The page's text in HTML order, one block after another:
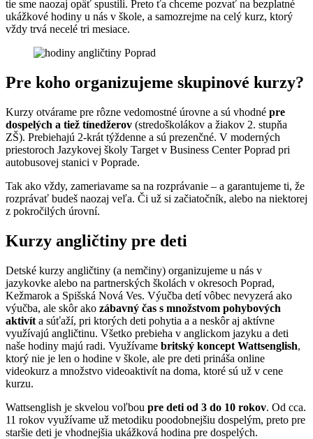
tie sme naozaj opäť spustili. Preto ťa chceme pozvať na bezplatné
ukážkové hodiny u nás v škole, a samozrejme na celý kurz, ktorý
vždy trvá necelé tri mesiace.
Pre koho organizujeme skupinové kurzy?
Kurzy otvárame pre rôzne vedomostné úrovne a sú vhodné pre
dospelých a tiež tínedžerov (stredoškolákov a žiakov 2. stupňa
ZŠ). Prebiehajú 2-krát týždenne a sú prezenčné. V moderných
priestoroch Jazykovej školy Target v Business Center Poprad pri
autobusovej stanici v Poprade.
Tak ako vždy, zameriavame sa na rozprávanie – a garantujeme ti, že
rozprávať budeš naozaj veľa. Či už si začiatočník, alebo na niektorej
z pokročilých úrovní.
Kurzy angličtiny pre deti
Detské kurzy angličtiny (a nemčiny) organizujeme u nás v
jazykovke alebo na partnerských školách v okresoch Poprad,
Kežmarok a Spišská Nová Ves. Výučba detí vôbec nevyzerá ako
výučba, ale skôr ako zábavný čas s množstvom pohybových
aktivít a súťaží, pri ktorých deti pohytia a a neskôr aj aktívne
využívajú angličtinu. Všetko prebieha v anglickom jazyku a deti
naše hodiny majú radi. Využívame britský koncept Wattsenglish,
ktorý nie je len o hodine v škole, ale pre deti prináša online
videokurz a množstvo videoaktivít na doma, ktoré sú už v cene
kurzu.
Wattsenglish je skvelou voľbou pre deti od 3 do 10 rokov. Od cca.
11 rokov využívame už metodiku poodobnejšiu dospelým, preto pre
staršie deti je vhodnejšia ukážková hodina pre dospelých.